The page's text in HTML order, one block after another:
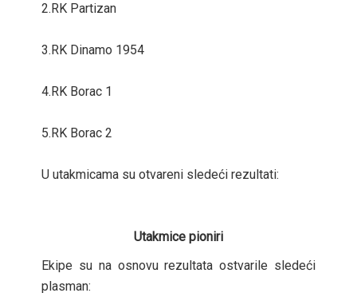
2.RK Partizan
3.RK Dinamo 1954
4.RK Borac 1
5.RK Borac 2
U utakmicama su otvareni sledeći rezultati:
Utakmice pioniri
Ekipe su na osnovu rezultata ostvarile sledeći
plasman: